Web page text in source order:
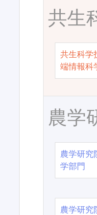
共生
共生科
端情報科
農学
農学研
学部門
農学研